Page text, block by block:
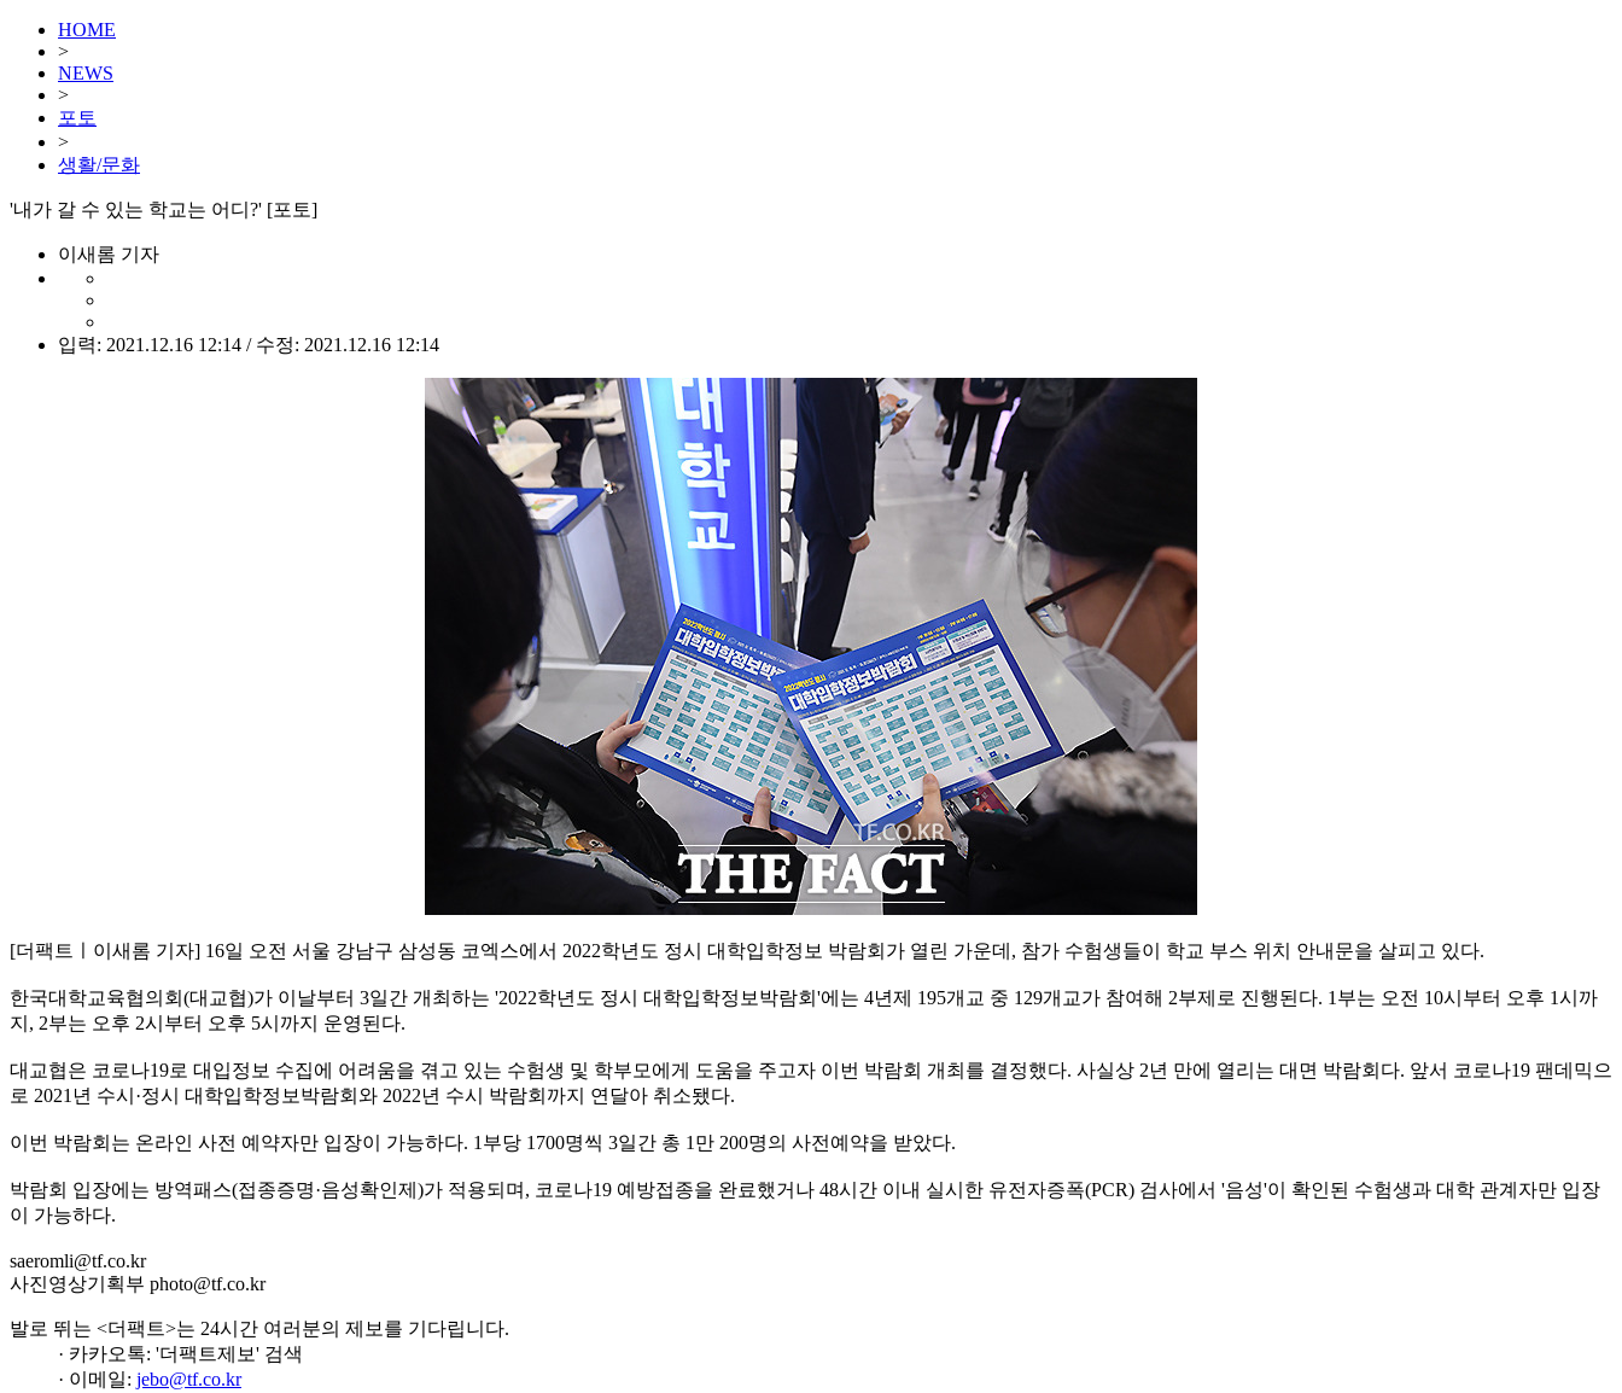
HOME
>
NEWS
>
포토
>
생활/문화
'내가 갈 수 있는 학교는 어디?' [포토]
이새롬 기자
입력: 2021.12.16 12:14 / 수정: 2021.12.16 12:14
[더팩트ㅣ이새롬 기자] 16일 오전 서울 강남구 삼성동 코엑스에서 2022학년도 정시 대학입학정보 박람회가 열린 가운데, 참가 수험생들이 학교 부스 위치 안내문을 살피고 있다.
한국대학교육협의회(대교협)가 이날부터 3일간 개최하는 '2022학년도 정시 대학입학정보박람회'에는 4년제 195개교 중 129개교가 참여해 2부제로 진행된다. 1부는 오전 10시부터 오후 1시까
지, 2부는 오후 2시부터 오후 5시까지 운영된다.
대교협은 코로나19로 대입정보 수집에 어려움을 겪고 있는 수험생 및 학부모에게 도움을 주고자 이번 박람회 개최를 결정했다. 사실상 2년 만에 열리는 대면 박람회다. 앞서 코로나19 팬데믹으
로 2021년 수시·정시 대학입학정보박람회와 2022년 수시 박람회까지 연달아 취소됐다.
이번 박람회는 온라인 사전 예약자만 입장이 가능하다. 1부당 1700명씩 3일간 총 1만 200명의 사전예약을 받았다.
박람회 입장에는 방역패스(접종증명·음성확인제)가 적용되며, 코로나19 예방접종을 완료했거나 48시간 이내 실시한 유전자증폭(PCR) 검사에서 '음성'이 확인된 수험생과 대학 관계자만 입장
이 가능하다.
saeromli@tf.co.kr
사진영상기획부 photo@tf.co.kr
발로 뛰는 <더팩트>는 24시간 여러분의 제보를 기다립니다.
· 카카오톡: '더팩트제보' 검색
· 이메일: jebo@tf.co.kr